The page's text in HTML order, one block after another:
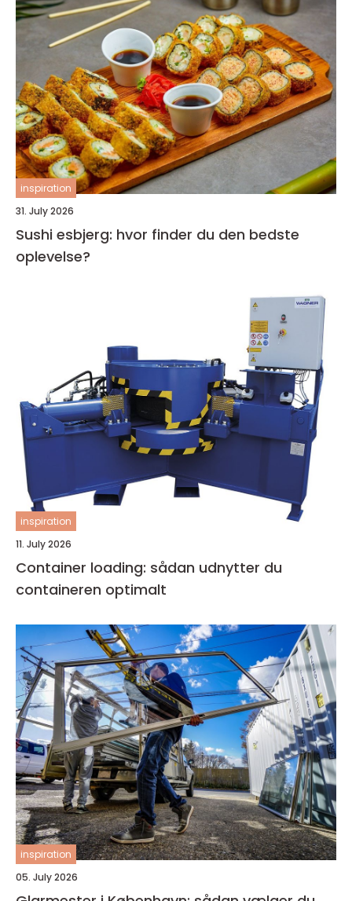
inspiration
31. July 2026
Sushi esbjerg: hvor finder du den bedste
oplevelse?
inspiration
11. July 2026
Container loading: sådan udnytter du
containeren optimalt
inspiration
05. July 2026